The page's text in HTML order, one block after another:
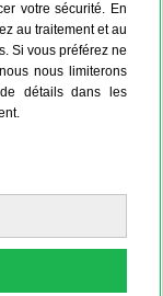
votre sécurité. En
au traitement et au
Si vous préférez ne
nous limiterons
détails dans les
votre
- avec ou